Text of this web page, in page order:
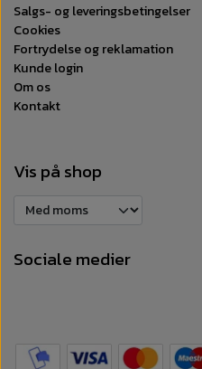
Salgs- og leveringsbetingelser
Cookies
Fortrydelse og reklamation
Kunde login
Om os
Kontakt
Vis på shop
Sociale medier